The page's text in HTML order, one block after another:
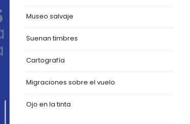
Museo salvaje
Suenan timbres
Cartografía
Migraciones sobre el vuelo
Ojo en la tinta